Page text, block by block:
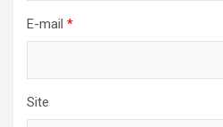
E-mail *
Site